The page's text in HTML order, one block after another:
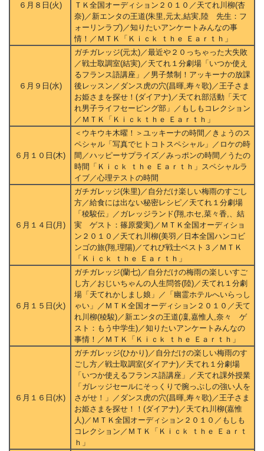
６月８日(火)
ＴＫ全国オーディション２０１０／天てれ川柳(杏
奈)／新エンタの王道(朱里,元太,結実,陸 先生：フ
ォーリンラブ)／知りたいアンケートみんなの事
情！／ＭＴＫ「Ｋｉｃｋ ｔｈｅ Ｅａｒｔｈ」
６月９日(水)
ガチガレッジ(元太)／最近や２０っちゃった大失敗
／戦士取調室(結実)／天てれ１分劇場「いつか使え
るフランス語講座」／男子禁制！アッキーナの放課
後レッスン／ダンス虎の穴(昌暉,寿々歌)／王子さま
お姫さまを探せ！(ダイアナ)／天てれ部活動「天て
れ男子ライフセービング部」／もしもコレクション
／ＭＴＫ「Ｋｉｃｋｔｈｅ Ｅａｒｔｈ」
６月１０日(木)
＜ウキウキ木曜！＞ユッキーナの時間／きょうのス
ペシャル「写真でヒトコトスペシャル」／ロケの時
間／ハッピーサプライズ／みっポンの時間／うたの
時間「Ｋｉｃｋ ｔｈｅ Ｅａｒｔｈ」スペシャルラ
イブ／心理テストの時間
６月１４日(月)
ガチガレッジ(朱里)／自分だけ楽しい梅雨のすごし
方／給食には出ない秘密レシピ／天てれ１分劇場
「稜駿伝」／ガレッジランド(翔,ホセ,菜々香,、結
実 ゲスト：篠原愛実)／ＭＴＫ全国オーディショ
ン２０１０／天てれ川柳(美羽／日本全国ハンコビ
ンゴの旅(翔,理陽)／てれび戦士ベスト３／ＭＴＫ
「Ｋｉｃｋ ｔｈｅ Ｅａｒｔｈ」
６月１５日(火)
ガチガレッジ(蘭七)／自分だけの梅雨の楽しいすご
し方／おじいちゃんの人生問答(陸)／天てれ１分劇
場「天てれかしまし娘」／「幽霊ホテルへいらっし
ゃい」／ＭＴＫ全国オーディション２０１０／天て
れ川柳(稜駿)／新エンタの王道(凜,嘉惟人,奈々 ゲ
スト：もう中学生)／知りたいアンケートみんなの
事情！／ＭＴＫ「Ｋｉｃｋ ｔｈｅ Ｅａｒｔｈ」
６月１６日(水)
ガチガレッジ(ひかり)／自分だけの楽しい梅雨のす
ごし方／戦士取調室(ダイアナ)／天てれ１分劇場
「いつか使えるフランス語講座」／天てれ課外授業
「ガレッジセールにそっくりで腕っぷしの強い人を
さがせ！」／ダンス虎の穴(昌暉,寿々歌)／王子さま
お姫さまを探せ！！(ダイアナ)／天てれ川柳(嘉惟
人)／ＭＴＫ全国オーディション２０１０／もしも
コレクション／ＭＴＫ「Ｋｉｃｋ ｔｈｅ Ｅａｒｔ
ｈ」